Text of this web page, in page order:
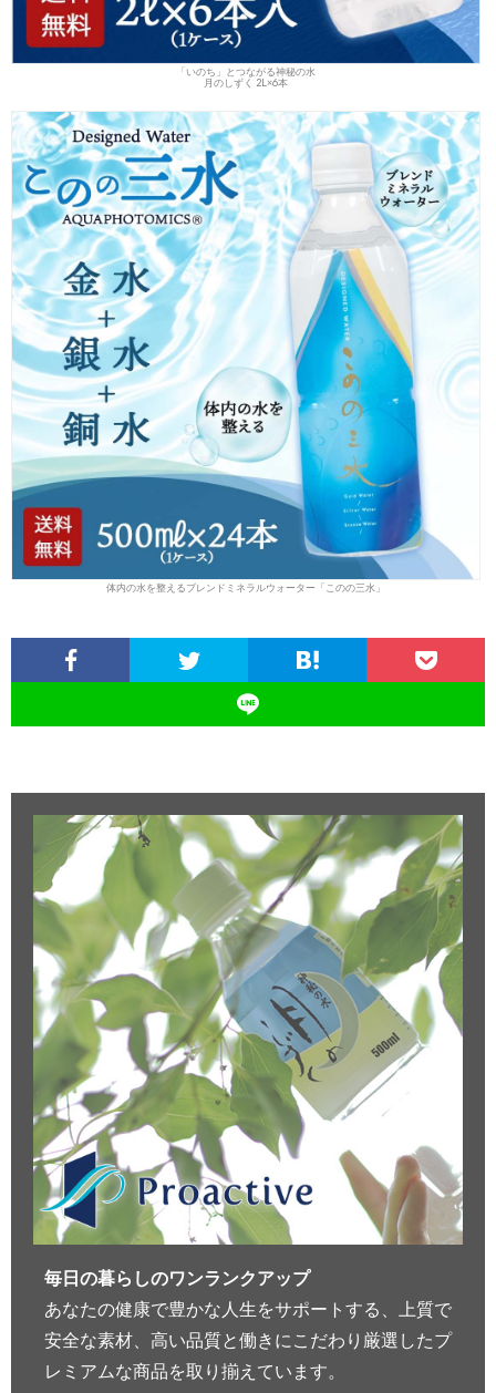
「いのち」とつながる神秘の水
月のしずく 2L×6本
体内の水を整えるブレンドミネラルウォーター「このの三水」
毎日の暮らしのワンランクアップ
あなたの健康で豊かな人生をサポートする、上質で
安全な素材、高い品質と働きにこだわり厳選したプ
レミアムな商品を取り揃えています。